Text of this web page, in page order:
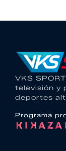
VKS
televisión y
deportes
Programa